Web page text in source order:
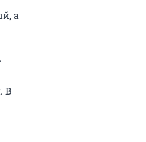
а
В